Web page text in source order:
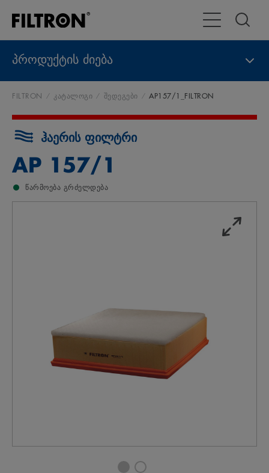
გადართვა
პროდუქტის ძიება
FILTRON კატალოგი შედეგები AP157/1_FILTRON
ჰაერის ფილტრი
AP 157/1
წარმოება გრძელდება